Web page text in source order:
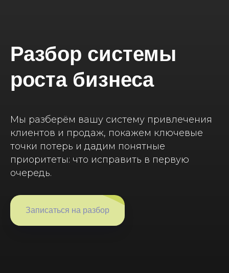
Разбор системы
роста бизнеса
Мы разберём вашу систему привлечения
клиентов и продаж, покажем ключевые
точки потерь и дадим понятные
приоритеты: что исправить в первую
очередь.
Записаться на разбор